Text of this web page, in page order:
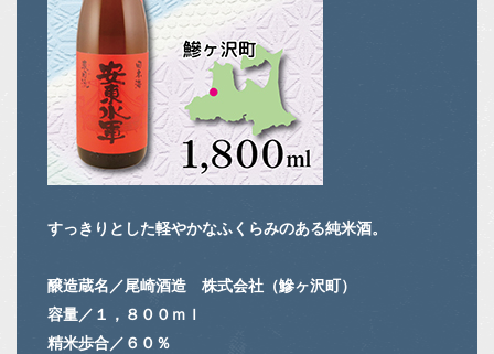
すっきりとした軽やかなふくらみのある純米酒。
醸造蔵名／尾崎酒造 株式会社（鰺ヶ沢町）
容量／１，８００ｍｌ
精米歩合／６０％